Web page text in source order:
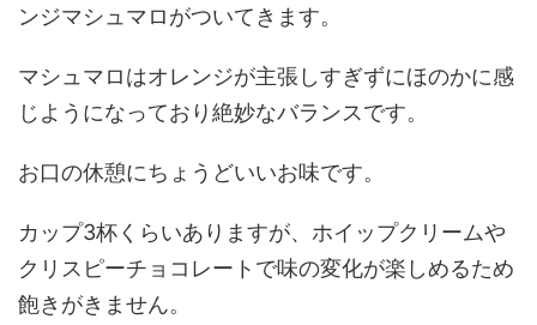
ンジマシュマロがついてきます。
マシュマロはオレンジが主張しすぎずにほのかに感
じようになっており絶妙なバランスです。
お口の休憩にちょうどいいお味です。
カップ3杯くらいありますが、ホイップクリームや
クリスピーチョコレートで味の変化が楽しめるため
飽きがきません。